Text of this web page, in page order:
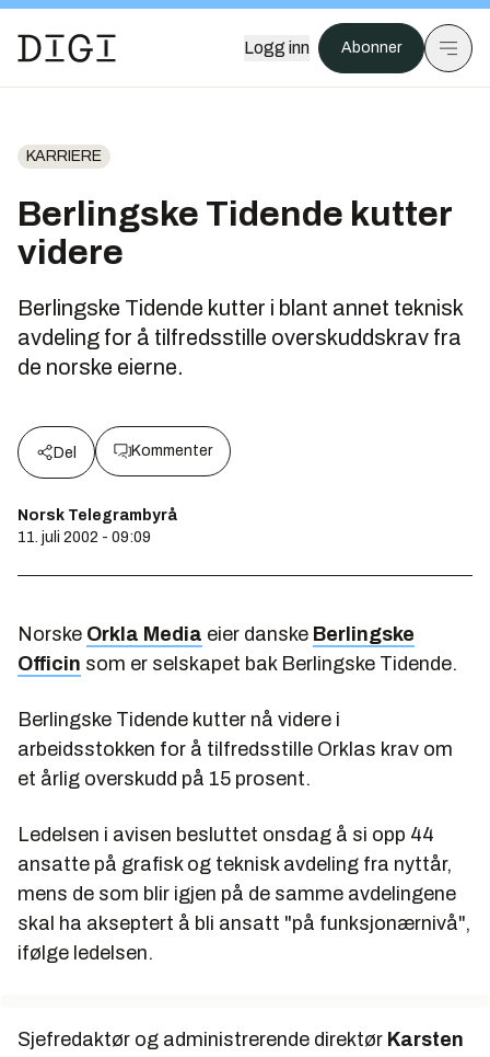
Logg inn Abonner
KARRIERE
Berlingske Tidende kutter
videre
Berlingske Tidende kutter i blant annet teknisk
avdeling for å tilfredsstille overskuddskrav fra
de norske eierne.
Del Kommenter
Norsk Telegrambyrå
11. juli 2002 - 09:09
Norske Orkla Media eier danske Berlingske
Officin som er selskapet bak Berlingske Tidende.
Berlingske Tidende kutter nå videre i
arbeidsstokken for å tilfredsstille Orklas krav om
et årlig overskudd på 15 prosent.
Ledelsen i avisen besluttet onsdag å si opp 44
ansatte på grafisk og teknisk avdeling fra nyttår,
mens de som blir igjen på de samme avdelingene
skal ha akseptert å bli ansatt "på funksjonærnivå",
ifølge ledelsen.
Sjefredaktør og administrerende direktør Karsten